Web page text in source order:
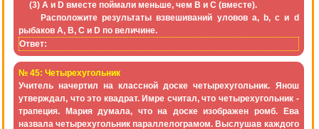
(3) A и D вместе поймали меньше, чем В и С (вместе).
Расположите результаты взвешиваний уловов а, b, с и d
рыбаков A, В, С и D по величине.
Ответ:
№ 45: Четырехугольник
Учитель начертил на классной доске четырехугольник. Янош
утверждал, что это квадрат. Имре считал, что четырехугольник -
трапеция. Мария думала, что на доске изображен ромб. Ева
назвала четырехугольник параллелограмом. Выслушав каждого